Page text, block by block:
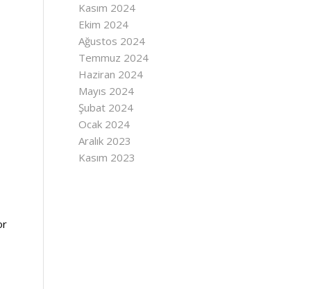
Kasım 2024
Ekim 2024
Ağustos 2024
Temmuz 2024
Haziran 2024
Mayıs 2024
Şubat 2024
Ocak 2024
Aralık 2023
Kasım 2023